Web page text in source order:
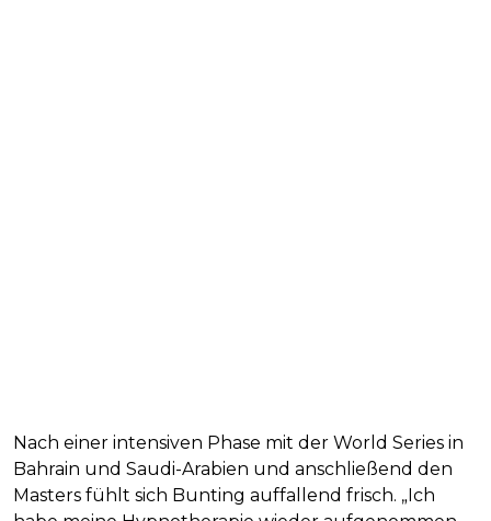
Nach einer intensiven Phase mit der World Series in
Bahrain und Saudi-Arabien und anschließend den
Masters fühlt sich Bunting auffallend frisch. „Ich